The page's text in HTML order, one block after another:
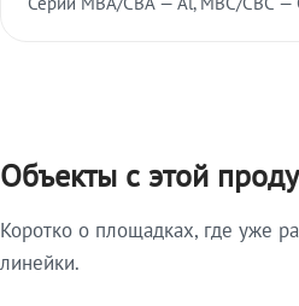
Объекты с этой
Коротко о площадках, где уже
линейки.